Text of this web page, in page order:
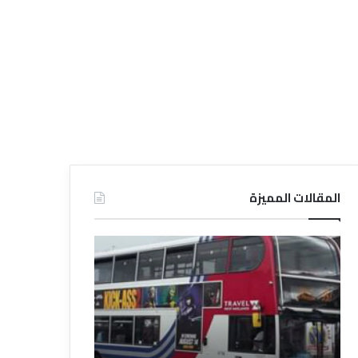
المقالات المميزة
د
ل
ي
ل
ش
ر